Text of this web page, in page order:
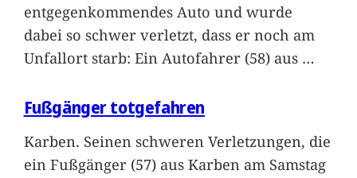
entgegenkommendes Auto und wurde
dabei so schwer verletzt, dass er noch am
Unfallort starb: Ein Autofahrer (58) aus …
Fußgänger totgefahren
Karben. Seinen schweren Verletzungen, die
ein Fußgänger (57) aus Karben am Samstag